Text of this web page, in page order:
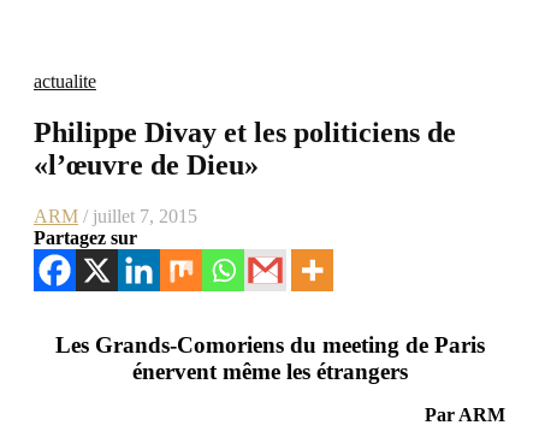
actualite
Philippe Divay et les politiciens de
«l’œuvre de Dieu»
ARM / juillet 7, 2015
Partagez sur
Les Grands-Comoriens du meeting de Paris
énervent même les étrangers
Par ARM